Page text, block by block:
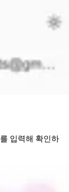
를 입력해 확인하